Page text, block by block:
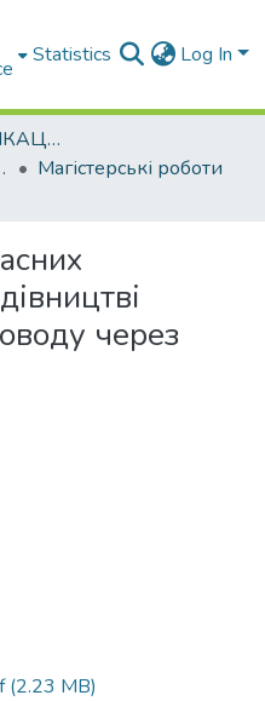
Statistics Log In
ВИПУСКНІ КВАЛІФІКАЦІЙНІ РОБОТИ
механіки
Магістерські роботи
через
(2.23 MB)